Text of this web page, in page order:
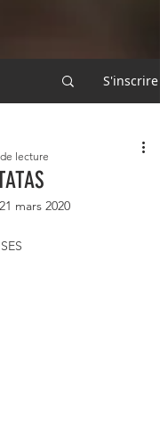
S'inscrire
lecture
21 mars 2020
sur 5.